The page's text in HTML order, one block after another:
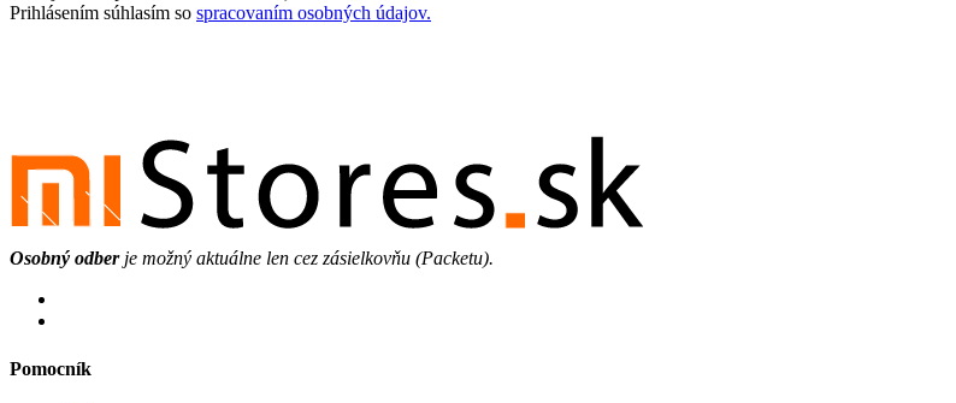
Prihlásením súhlasím so spracovaním osobných údajov.
Osobný odberje možný aktuálne len cez zásielkovňu (Packetu).
Pomocník